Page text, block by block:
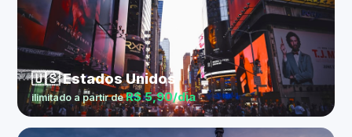
🇺🇸 Estados Unidos
ilimitado a partir deR$ 5,90/dia